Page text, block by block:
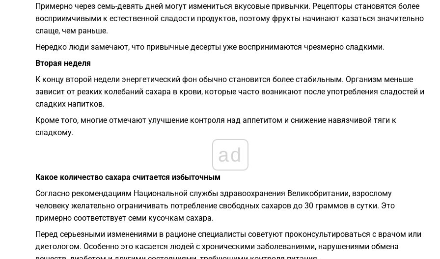
Примерно через семь-девять дней могут измениться вкусовые привычки. Рецепторы становятся более
восприимчивыми к естественной сладости продуктов, поэтому фрукты начинают казаться значительно
слаще, чем раньше.
Нередко люди замечают, что привычные десерты уже воспринимаются чрезмерно сладкими.
Вторая неделя
К концу второй недели энергетический фон обычно становится более стабильным. Организм меньше
зависит от резких колебаний сахара в крови, которые часто возникают после употребления сладостей и
сладких напитков.
Кроме того, многие отмечают улучшение контроля над аппетитом и снижение навязчивой тяги к
сладкому.
ad
Какое количество сахара считается избыточным
Согласно рекомендациям Национальной службы здравоохранения Великобритании, взрослому
человеку желательно ограничивать потребление свободных сахаров до 30 граммов в сутки. Это
примерно соответствует семи кусочкам сахара.
Перед серьезными изменениями в рационе специалисты советуют проконсультироваться с врачом или
диетологом. Особенно это касается людей с хроническими заболеваниями, нарушениями обмена